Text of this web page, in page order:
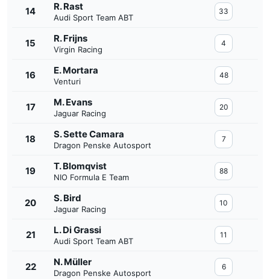
14 R. Rast
Audi Sport Team ABT
33
15 R. Frijns
Virgin Racing
4
16 E. Mortara
Venturi
48
17 M. Evans
Jaguar Racing
20
18 S. Sette Camara
Dragon Penske Autosport
7
19 T. Blomqvist
NIO Formula E Team
88
20 S. Bird
Jaguar Racing
10
21 L. Di Grassi
Audi Sport Team ABT
11
22 N. Müller
Dragon Penske Autosport
6